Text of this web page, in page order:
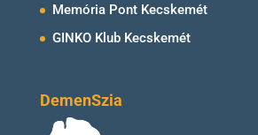
Memória Pont Kecskemét
GINKO Klub Kecskemét
DemenSzia